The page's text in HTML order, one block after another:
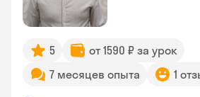
5
от 1590 ₽ за урок
7 месяцев опыта
1